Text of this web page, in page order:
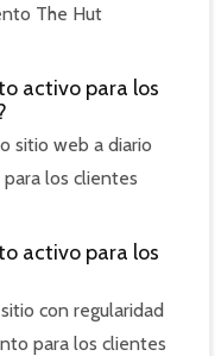
The Hut
activo para los
sitio web a diario
los clientes
activo para los
con regularidad
para los clientes